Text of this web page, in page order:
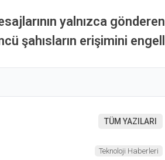
yalnızca gönderen
şahısların erişimini
TÜM YAZILARI
Teknoloji Haberleri